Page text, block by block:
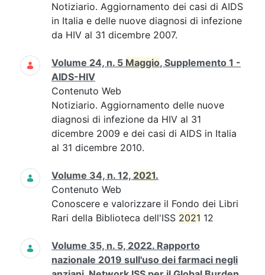
Notiziario. Aggiornamento dei casi di AIDS
in Italia e delle nuove diagnosi di infezione
da HIV al 31 dicembre 2007.
Volume 24, n. 5 Maggio, Supplemento 1 -
AIDS-HIV
Contenuto Web
Notiziario. Aggiornamento delle nuove
diagnosi di infezione da HIV al 31
dicembre 2009 e dei casi di AIDS in Italia
al 31 dicembre 2010.
Volume 34, n. 12, 2021.
Contenuto Web
Conoscere e valorizzare il Fondo dei Libri
Rari della Biblioteca dell'ISS 2021 12
Volume 35, n. 5, 2022. Rapporto
nazionale 2019 sull'uso dei farmaci negli